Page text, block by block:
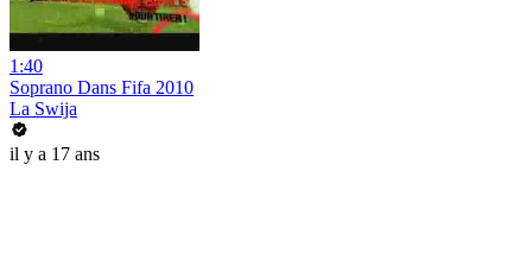
1:40
Soprano Dans Fifa 2010
La Swija
il y a 17 ans